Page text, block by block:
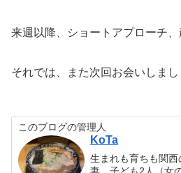
来週以降、ショートアプローチ、
それでは、また次回お会いしまし
このブログの管理人
KoTa
生まれも育ちも関西
妻、子ども2人（女